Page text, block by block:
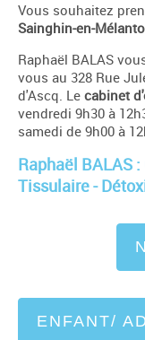
Vous souhaitez
Sainghin-en-
Raphaël BALAS
vous au 328 Rue
d'Ascq. Le cabinet
vendredi 9h30 à
samedi de 9h00 à
Raphaël BALAS
Tissulaire -
ENFANT/